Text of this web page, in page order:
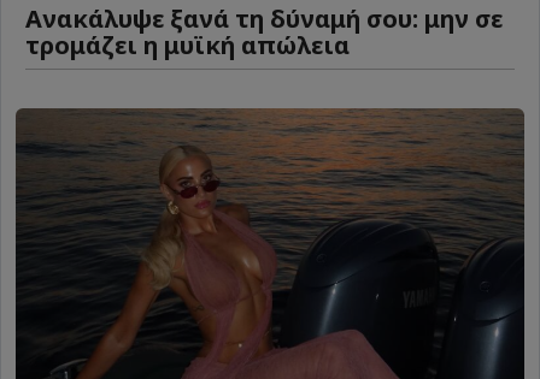
Ανακάλυψε ξανά τη δύναμή σου: μην σε
τρομάζει η μυϊκή απώλεια